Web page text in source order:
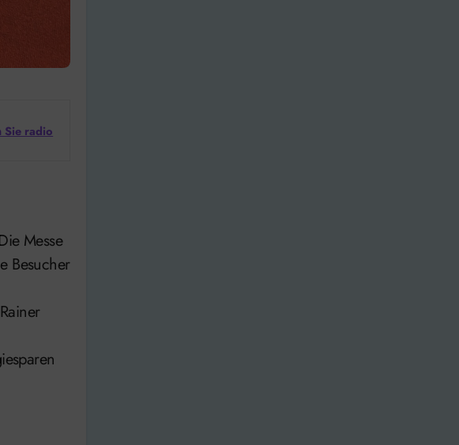
Sie radio
Messe
Besucher